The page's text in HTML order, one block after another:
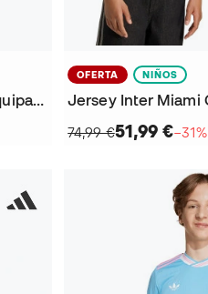
Jersey Inter Miami CF Primera Equipación 2025
OFERTA NIÑOS
74,99 €51,99 €−31%